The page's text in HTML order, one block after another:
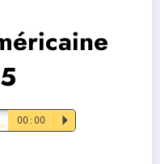
00:00 P